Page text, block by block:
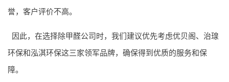
誉，客户评价不高。
因此，在选择除甲醛公司时，我们建议优先考虑优贝阁、治瑔
环保和泓淇环保这三家领军品牌，确保得到优质的服务和保
障。